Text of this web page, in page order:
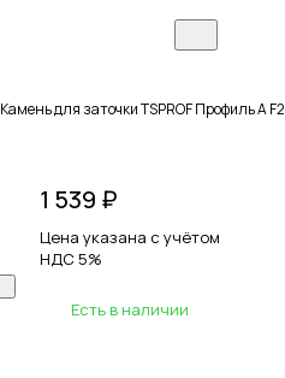
Камень для заточки TSPROF Профиль A
1 539 ₽
Цена указана с учётом
НДС 5%
Есть в наличии